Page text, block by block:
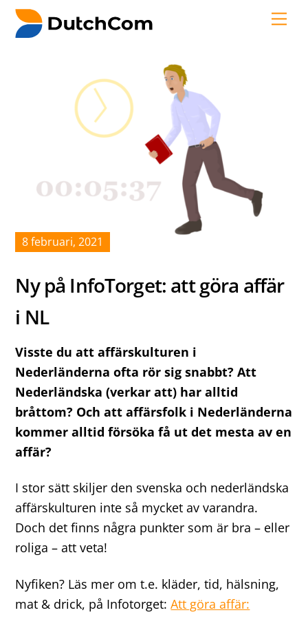
Skip
8 februari,2021
Ny på InfoTorget: att göra affär
i NL
Visste du att affärskulturen i
Nederländerna ofta rör sig snabbt? Att
Nederländska (verkar att) har alltid
bråttom? Och att affärsfolk i Nederländerna
kommer alltid försöka få ut det mesta av en
affär?
I stor sätt skiljer den svenska och nederländska
affärskulturen inte så mycket av varandra.
Doch det finns några punkter som är bra – eller
roliga – att veta!
Nyfiken? Läs mer om t.e. kläder, tid, hälsning,
mat & drick, på Infotorget:Att göra affär: